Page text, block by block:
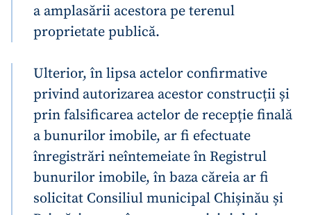
a amplasării acestora pe terenul
proprietate publică.
Ulterior, în lipsa actelor confirmative
privind autorizarea acestor construcții și
prin falsificarea actelor de recepție finală
a bunurilor imobile, ar fi efectuate
înregistrări neîntemeiate în Registrul
bunurilor imobile, în baza căreia ar fi
solicitat Consiliul municipal Chișinău și